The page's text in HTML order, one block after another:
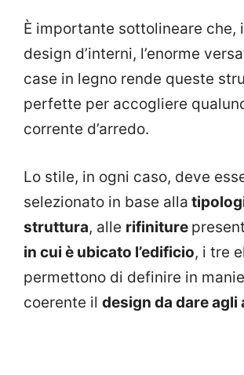
È importante sottolineare che,
design d’interni, l’enorme
case in legno rende queste
perfette per accogliere
corrente d’arredo.
Lo stile, in ogni caso, deve
selezionato in base alla
struttura, alle rifiniture
in cui è ubicato l’edificio, i tre
permettono di definire in
coerente il design da dare agli